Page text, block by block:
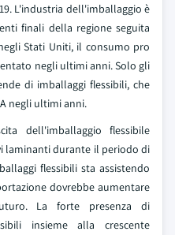
L'industria dell'imballaggio è
finali della regione seguita
Stati Uniti, il consumo pro
negli ultimi anni. Solo gli
di imballaggi flessibili, che
negli ultimi anni.
dell'imballaggio flessibile
laminanti durante il periodo di
flessibili sta assistendo
dovrebbe aumentare
La forte presenza di
insieme alla crescente